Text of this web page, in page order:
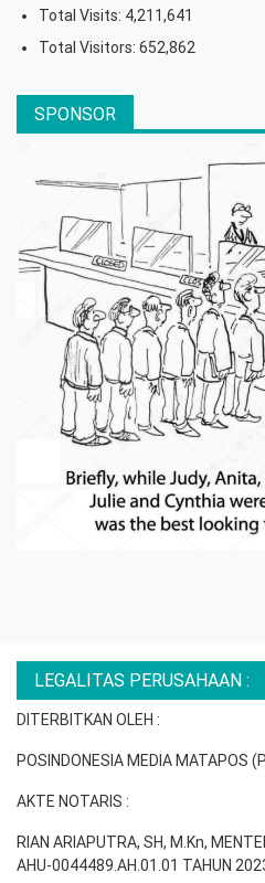
Total Visits: 4,211,641
Total Visitors: 652,862
SPONSOR
LEGALITAS PERUSAHAAN :
DITERBITKAN OLEH :
POSINDONESIA MEDIA MATAPOS
AKTE NOTARIS :
RIAN ARIAPUTRA, SH, M.Kn,
AHU-0044489.AH.01.01 TAHUN